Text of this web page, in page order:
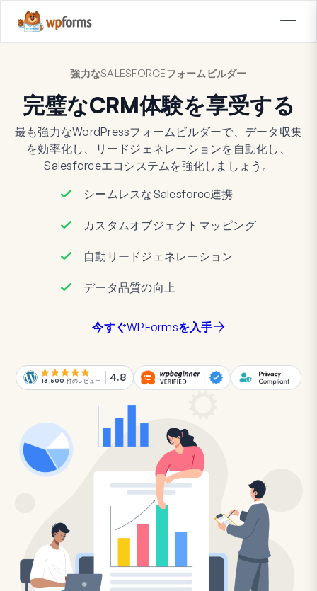
強力なSALESFORCEフォームビルダー
完璧なCRM体験を享受する
最も強力なWordPressフォームビルダーで、データ収集
を効率化し、リードジェネレーションを自動化し、
Salesforceエコシステムを強化しましょう。
シームレスなSalesforce連携
カスタムオブジェクトマッピング
自動リードジェネレーション
データ品質の向上
今すぐWPFormsを入手
13,500 件のレビュー 4.8